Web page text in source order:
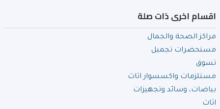
اقسام اخرى ذات صلة
مراكز الصحة والجمال
مستحضرات تجميل
تسوق
مستلزمات واكسسوار اثاث
بياضات، وسائد وتجهيزات
اثاث